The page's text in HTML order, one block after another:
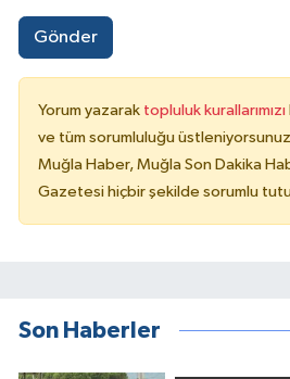
Gönder
Yorum yazarak topluluk kurallarımızı
ve tüm sorumluluğu
Muğla Haber, Muğla Son Dakika
Gazetesi hiçbir şekilde sorumlu
Son Haberler